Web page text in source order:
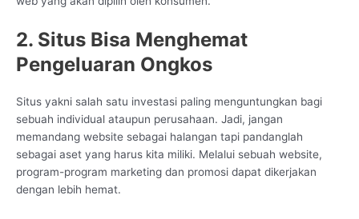
2. Situs Bisa Menghemat
Pengeluaran Ongkos
Situs yakni salah satu investasi paling menguntungkan bagi
sebuah individual ataupun perusahaan. Jadi, jangan
memandang website sebagai halangan tapi pandanglah
sebagai aset yang harus kita miliki. Melalui sebuah website,
program-program marketing dan promosi dapat dikerjakan
dengan lebih hemat.